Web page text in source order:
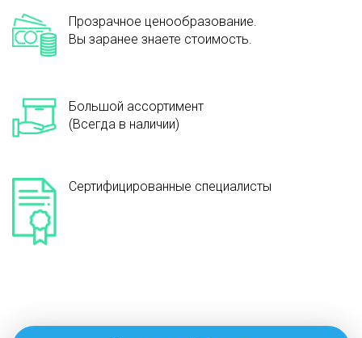
Прозрачное ценообразование.
Вы заранее знаете стоимость.
Большой ассортимент
(Всегда в наличии)
Сертифицированные специалисты